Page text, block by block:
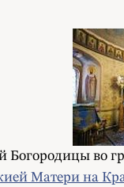
Богородицы во
Матери на